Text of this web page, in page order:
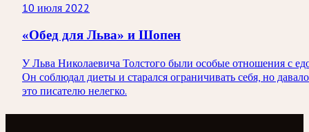
10 июля 2022
«Обед для Льва» и Шопен
У Льва Николаевича Толстого были особые отношения с
Он соблюдал диеты и старался ограничивать себя, но
это писателю нелегко.